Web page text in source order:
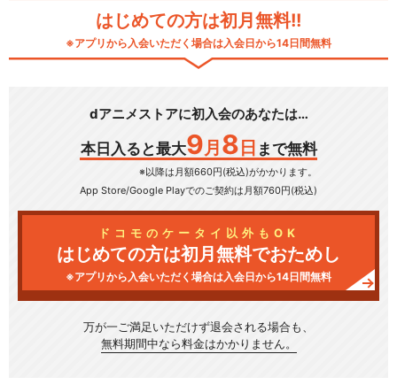
はじめての方は初月無料!!
※アプリから入会いただく場合は入会日から14日間無料
dアニメストアに初入会のあなたは…
本日入ると最大9月 8 日 まで無料
※以降は月額660円(税込)がかかります。
App Store/Google Playでのご契約は月額760円(税込)
ドコモのケータイ以外もOK
はじめての方は初月無料でおためし
※アプリから入会いただく場合は入会日から14日間無料
万が一ご満足いただけず退会される場合も、
無料期間中なら料金はかかりません。